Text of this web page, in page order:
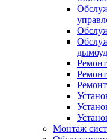
Монтаж